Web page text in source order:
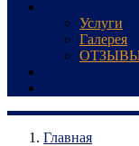
Услуги
Галерея
Главная